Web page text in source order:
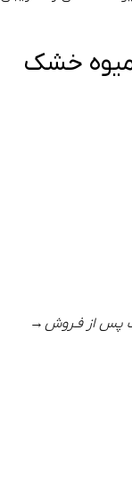
خشک
پس از فـروش →